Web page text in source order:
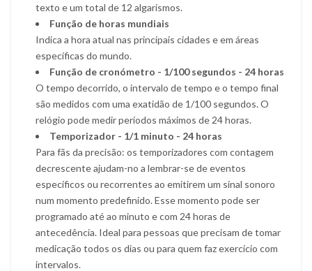
texto e um total de 12 algarismos.
Função de horas mundiais
Indica a hora atual nas principais cidades e em áreas
específicas do mundo.
Função de cronómetro - 1/100 segundos - 24 horas
O tempo decorrido, o intervalo de tempo e o tempo final
são medidos com uma exatidão de 1/100 segundos. O
relógio pode medir períodos máximos de 24 horas.
Temporizador - 1/1 minuto - 24 horas
Para fãs da precisão: os temporizadores com contagem
decrescente ajudam-no a lembrar-se de eventos
específicos ou recorrentes ao emitirem um sinal sonoro
num momento predefinido. Esse momento pode ser
programado até ao minuto e com 24 horas de
antecedência. Ideal para pessoas que precisam de tomar
medicação todos os dias ou para quem faz exercício com
intervalos.